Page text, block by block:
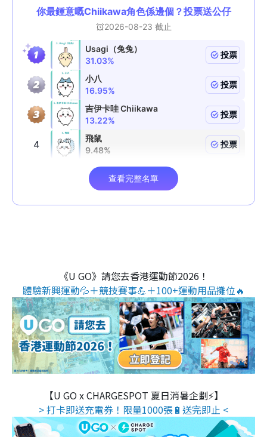
《U GO》請您去香港運動節2026！
體驗新興運動💦＋競技賽事💪＋100+運動用品攤位🔥
【U GO x CHARGESPOT 夏日消暑企劃⚡】
> 打卡即送充電券！限量1000張🔋送完即止 <